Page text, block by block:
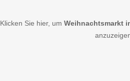
Klicken Sie hier, um Weihnachtsmarkt